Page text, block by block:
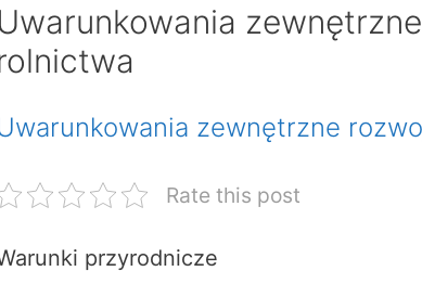
Uwarunkowania
zewnętrzne
Rate this post
przyrodnicze